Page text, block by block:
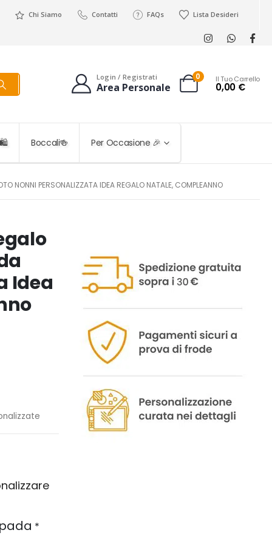
Chi Siamo Contatti FAQs Lista Desideri
Login / Registrati
Area Personale
0 Il Tuo Carrello
0,00 €
🛍️ Boccali🍻 Per Occasione 🎉
NONNI PERSONALIZZATA IDEA REGALO NATALE, COMPLEANNO
Idea
*